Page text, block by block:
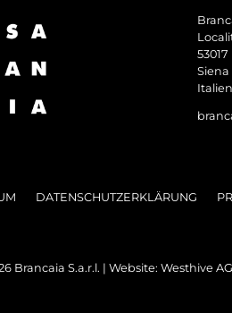
Siena
Italien
DATENSCHUTZERKLÄRUNG
Brancaia S.a.r.l. | Website:Westhive AG